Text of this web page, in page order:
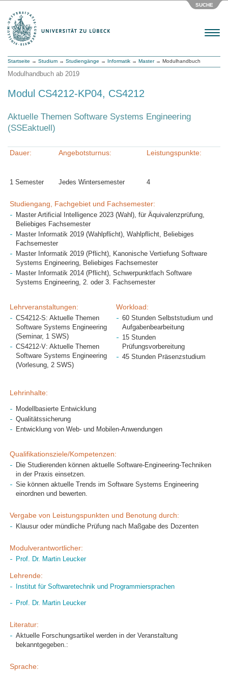
SUCHE
Menu
Startseite → Studium → Studiengänge → Informatik → Master→ Modulhandbuch
Modulhandbuch ab 2019
Modul CS4212-KP04, CS4212
Aktuelle Themen Software Systems Engineering
(SSEaktuell)
Dauer:
1 Semester
Angebotsturnus:
Jedes Wintersemester
Leistungspunkte:
4
Studiengang, Fachgebiet und Fachsemester:
Master Artificial Intelligence 2023 (Wahl), für Äquivalenzprüfung,
Beliebiges Fachsemester
Master Informatik 2019 (Wahlpflicht), Wahlpflicht, Beliebiges
Fachsemester
Master Informatik 2019 (Pflicht), Kanonische Vertiefung Software
Systems Engineering, Beliebiges Fachsemester
Master Informatik 2014 (Pflicht), Schwerpunktfach Software
Systems Engineering, 2. oder 3. Fachsemester
Lehrveranstaltungen:
CS4212-S: Aktuelle Themen
Software Systems Engineering
(Seminar, 1 SWS)
CS4212-V: Aktuelle Themen
Software Systems Engineering
(Vorlesung, 2 SWS)
Workload:
60 Stunden Selbststudium und
Aufgabenbearbeitung
15 Stunden
Prüfungsvorbereitung
45 Stunden Präsenzstudium
Lehrinhalte:
Modellbasierte Entwicklung
Qualitätssicherung
Entwicklung von Web- und Mobilen-Anwendungen
Qualifikationsziele/Kompetenzen:
Die Studierenden können aktuelle Software-Engineering-Techniken
in der Praxis einsetzen.
Sie können aktuelle Trends im Software Systems Engineering
einordnen und bewerten.
Vergabe von Leistungspunkten und Benotung durch:
Klausur oder mündliche Prüfung nach Maßgabe des Dozenten
Modulverantwortlicher:
Prof. Dr. Martin Leucker
Lehrende:
Institut für Softwaretechnik und Programmiersprachen
Prof. Dr. Martin Leucker
Literatur:
Aktuelle Forschungsartikel werden in der Veranstaltung
bekanntgegeben.:
Sprache: